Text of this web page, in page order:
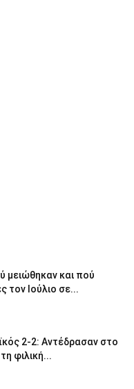
μειώθηκαν και πού
τον Ιούλιο σε...
2-2: Αντέδρασαν στο
φιλική...